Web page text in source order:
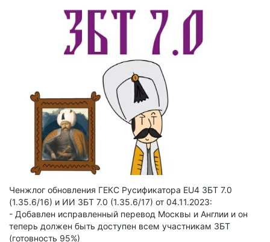
Ченжлог обновления ГЕКС Русификатора EU4 ЗБТ 7.0
(1.35.6/16) и ИИ ЗБТ 7.0 (1.35.6/17) от 04.11.2023:
- Добавлен исправленный перевод Москвы и Англии и он
теперь должен быть доступен всем участникам ЗБТ
(готовность 95%)